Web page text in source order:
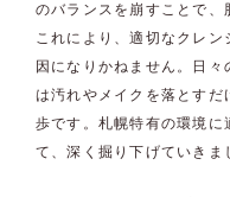
のバランスを崩すことで、
これにより、適切なクレ
因になりかねません。日
は汚れやメイクを落とす
歩です。札幌特有の環境に
て、深く掘り下げていきま